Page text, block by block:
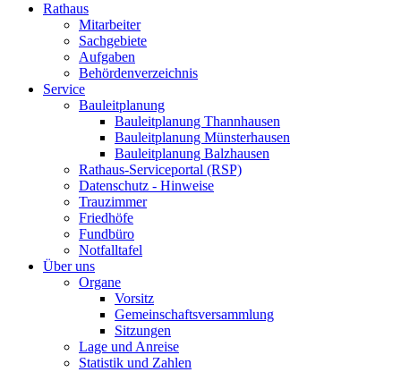
Rathaus
Mitarbeiter
Sachgebiete
Aufgaben
Behördenverzeichnis
Service
Bauleitplanung
Bauleitplanung Thannhausen
Bauleitplanung Münsterhausen
Bauleitplanung Balzhausen
Rathaus-Serviceportal (RSP)
Datenschutz - Hinweise
Trauzimmer
Friedhöfe
Fundbüro
Notfalltafel
Über uns
Organe
Vorsitz
Gemeinschaftsversammlung
Sitzungen
Lage und Anreise
Statistik und Zahlen